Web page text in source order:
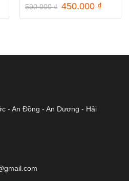
590.000₫ Giá
450.000 ₫Giá
- An Đồng - An Dương - Hải